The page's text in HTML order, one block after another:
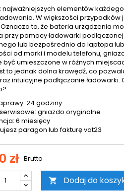
najważniejszych elementów
W większości przypadków
Oznacza to, że bateria urządzenia
przy pomocy ładowarki
lub bezpośrednio do laptopa
od marki i modelu telefonu,
być umieszczone w różnych
to jednak dolna krawędź, co
intuicyjne podłączanie ładowarki.
24 godziny
gniazdo oryginalne
6 miesięcy
paragon lub fakturę vat23
zł Brutto
 Dodaj do